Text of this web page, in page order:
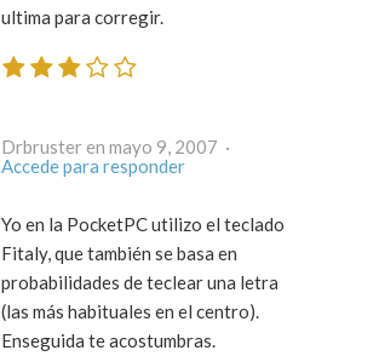
ultima para corregir.
Drbruster en mayo 9, 2007 ·
Accede para responder
Yo en la PocketPC utilizo el teclado
Fitaly, que también se basa en
probabilidades de teclear una letra
(las más habituales en el centro).
Enseguida te acostumbras.